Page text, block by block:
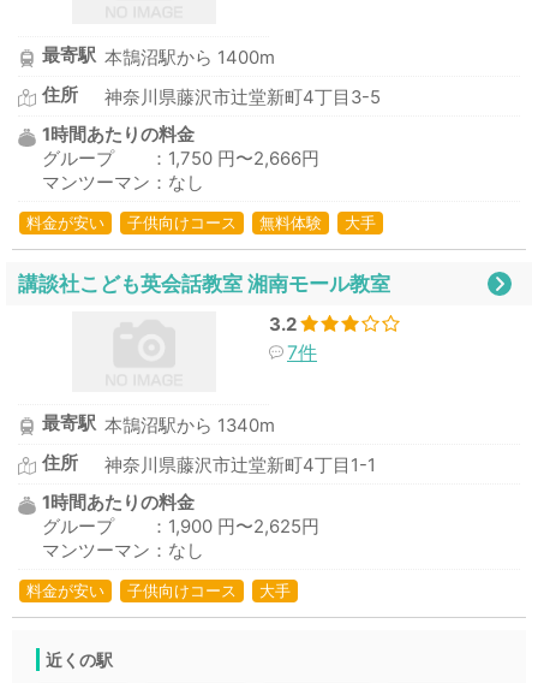
最寄駅 本鵠沼駅から 1400m
住所
神奈川県藤沢市辻堂新町4丁目3-5
1時間あたりの料金
グループ ：1,750 円〜2,666円
マンツーマン：なし
料金が安い 子供向けコース 無料体験 大手
講談社こども英会話教室 湘南モール教室
3.2
7件
最寄駅 本鵠沼駅から 1340m
住所
神奈川県藤沢市辻堂新町4丁目1-1
1時間あたりの料金
グループ ：1,900 円〜2,625円
マンツーマン：なし
料金が安い 子供向けコース 大手
近くの駅